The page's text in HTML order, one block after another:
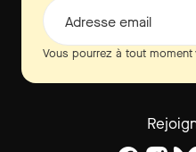
Adresse email
Vous pourrez à tout moment